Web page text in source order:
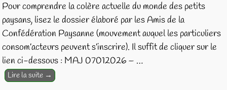
Pour comprendre la colère actuelle du monde des petits
paysans, lisez le dossier élaboré par les Amis de la
Confédération Paysanne (mouvement auquel les particuliers
consom’acteurs peuvent s’inscrire). Il suffit de cliquer sur le
lien ci-dessous : MAJ 07012026 – …
Lire la suite →